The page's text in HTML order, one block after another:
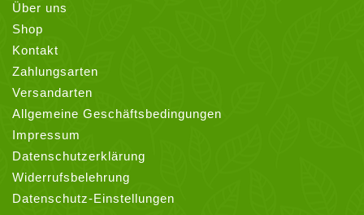
Über uns
Shop
Kontakt
Zahlungsarten
Versandarten
Allgemeine Geschäftsbedingungen
Impressum
Datenschutzerklärung
Widerrufsbelehrung
Datenschutz-Einstellungen